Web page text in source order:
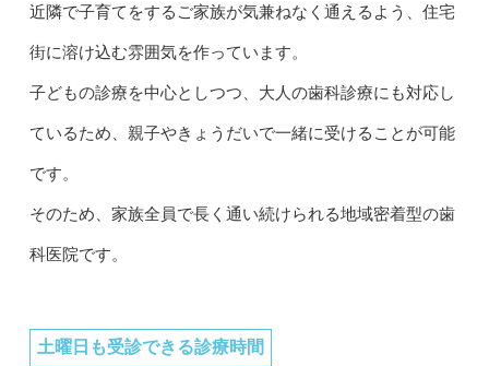
近隣で子育てをするご家族が気兼ねなく通えるよう、住宅
街に溶け込む雰囲気を作っています。
子どもの診療を中心としつつ、大人の歯科診療にも対応し
ているため、親子やきょうだいで一緒に受けることが可能
です。
そのため、家族全員で長く通い続けられる地域密着型の歯
科医院です。
土曜日も受診できる診療時間